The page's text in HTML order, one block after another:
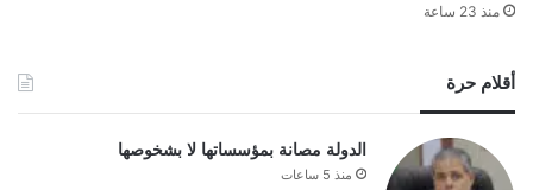
منذ 23 ساعة
أقلام حرة
الدولة مصانة بمؤسساتها لا بشخوصها
منذ 5 ساعات